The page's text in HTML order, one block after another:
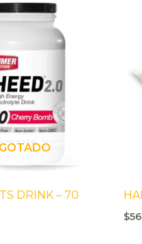
DRINK – 70
$